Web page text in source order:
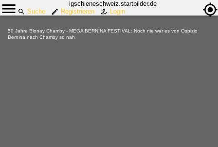
igschieneschweiz.startbilder.de
Suche
Registrieren Login
50 Jahre Blonay Chamby - MEGA BERNINA FESTIVAL: Noch nie war es von Ospizio
Bernina nach Chamby so nah